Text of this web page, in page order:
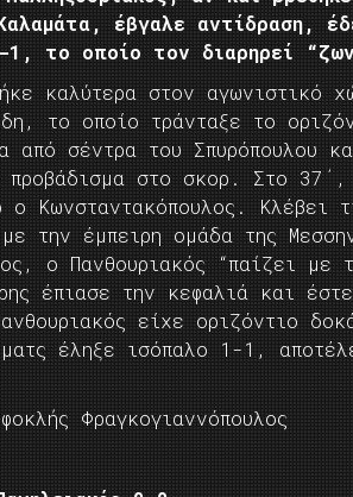
έβγαλε αντίδραση,
το οποίο τον διαρηρεί
καλύτερα στον αγωνιστικό
το οποίο τράνταξε το
από σέντρα του Σπυρόπουλου
στο σκορ. Στο
ο Κωνσταντακόπουλος. Κλέβει
την έμπειρη ομάδα της
ο Πανθουριακός “παίζει
έπιασε την κεφαλιά και
είχε οριζόντιο
έληξε ισόπαλο 1-1,
Φραγκογιαννόπουλος